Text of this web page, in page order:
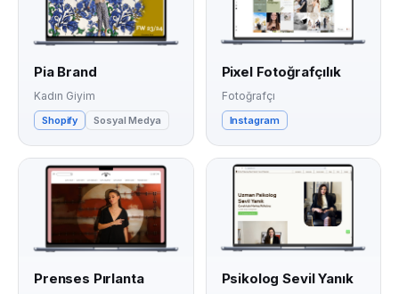
Pia Brand
Kadın Giyim
Shopify Sosyal Medya
Pixel Fotoğrafçılık
Fotoğrafçı
Instagram
Prenses Pırlanta Psikolog Sevil Yanık